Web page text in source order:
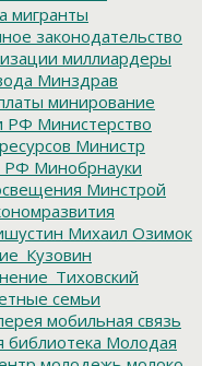
мигранты
законодательство
миллиардеры
Минздрав
минирование
РФ Министерство
Министр
РФ Минобрнауки
Минстрой
Михаил Озимок
семьи
мобильная связь
библиотека Молодая